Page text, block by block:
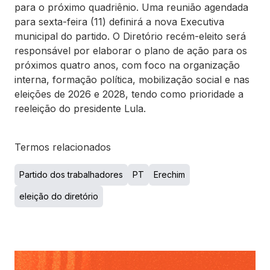
para o próximo quadriênio. Uma reunião agendada
para sexta-feira (11) definirá a nova Executiva
municipal do partido. O Diretório recém-eleito será
responsável por elaborar o plano de ação para os
próximos quatro anos, com foco na organização
interna, formação política, mobilização social e nas
eleições de 2026 e 2028, tendo como prioridade a
reeleição do presidente Lula.
Termos relacionados
Partido dos trabalhadores PT Erechim
eleição do diretório